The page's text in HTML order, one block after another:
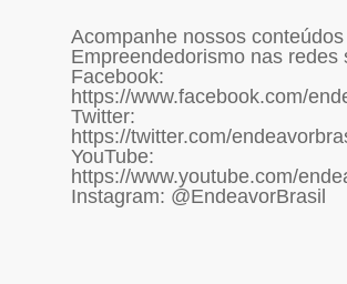
Acompanhe nossos
Empreendedorismo nas redes
Facebook:
https://www.facebook.com/
Twitter:
https://twitter.com/
YouTube:
https://www.youtube.com/
Instagram: @EndeavorBrasil